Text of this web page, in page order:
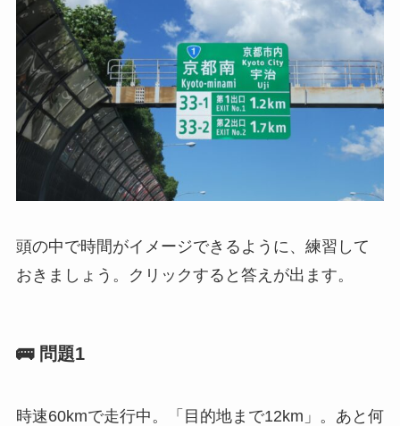
頭の中で時間がイメージできるように、練習して
おきましょう。クリックすると答えが出ます。
🚌 問題1
時速60kmで走行中。「目的地まで12km」。あと何